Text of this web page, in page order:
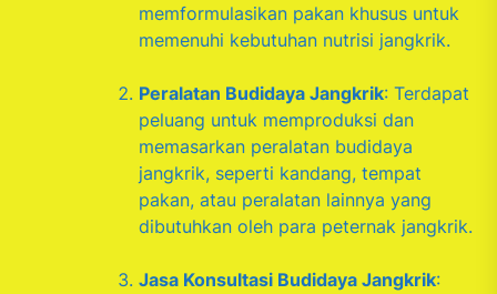
memformulasikan pakan khusus untuk
memenuhi kebutuhan nutrisi jangkrik.
Peralatan Budidaya Jangkrik: Terdapat
peluang untuk memproduksi dan
memasarkan peralatan budidaya
jangkrik, seperti kandang, tempat
pakan, atau peralatan lainnya yang
dibutuhkan oleh para peternak jangkrik.
Jasa Konsultasi Budidaya Jangkrik: